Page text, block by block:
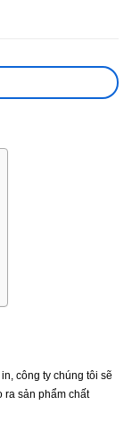
công ty chúng tôi sẽ
ra sản phẩm chất